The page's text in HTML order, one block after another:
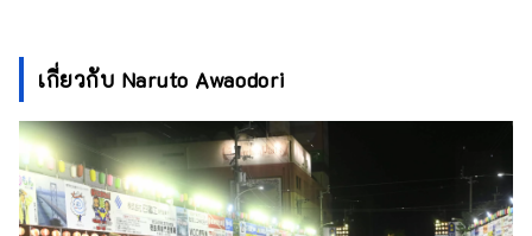
เกี่ยวกับ Naruto Awaodori